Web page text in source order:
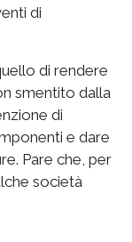
di
di rendere
smentito dalla
di
e dare
Pare che, per
società